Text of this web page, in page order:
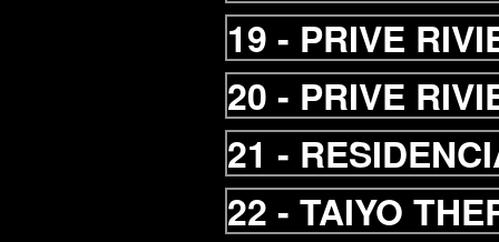
19 - PRIVE
20 - PRIVE
21 -
22 - TAIYO